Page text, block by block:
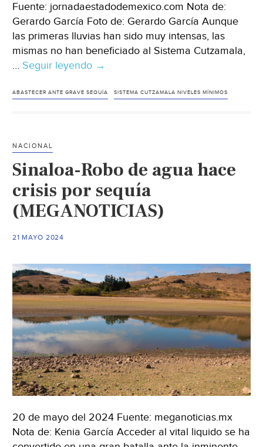
Fuente: jornadaestadodemexico.com Nota de:
Gerardo García Foto de: Gerardo García Aunque
las primeras lluvias han sido muy intensas, las
mismas no han beneficiado al Sistema Cutzamala,
… Seguir leyendo Estado
México-
no
sido
beneficiado
de
lluvias
(La
Jornada
Estado
de
México)
→
ABASTECER ANTE GRAVE SEQUÍA SISTEMA CUTZAMALA NIVELES MÍNIMOS
NACIONAL
Sinaloa-Robo de agua hace
crisis por sequía
(MEGANOTICIAS)
21 MAYO 2024
20 de mayo del 2024 Fuente: meganoticias.mx
Nota de: Kenia García Acceder al vital liquido se ha